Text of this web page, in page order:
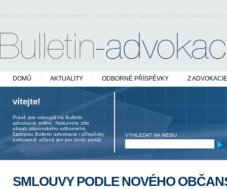
oficiální stránky odborného právnického časopisu české
DOMŮ AKTUALITY ODBORNÉ PŘÍSPĚVKY Z ADVOKACIE
vítejte!
Právě jste vstoupili na Bulletin
advokacie online. Naleznete zde
obsah stavovského odborného
časopisu Bulletin advokacie i příspěvky
exklusivně určené jen pro tento portál.
VYHLEDAT NA WEBU
SMLOUVY PODLE NOVÉHO